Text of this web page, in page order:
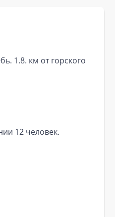
1.8. км от горского
12 человек.